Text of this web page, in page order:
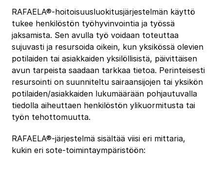
RAFAELA®-hoitoisuusluokitusjärjestelmän käyttö
tukee henkilöstön työhyvinvointia ja työssä
jaksamista. Sen avulla työ voidaan toteuttaa
sujuvasti ja resursoida oikein, kun yksikössä olevien
potilaiden tai asiakkaiden yksilöllisistä, päivittäisen
avun tarpeista saadaan tarkkaa tietoa. Perinteisesti
resursointi on suunniteltu sairaansijojen tai yksikön
potilaiden/asiakkaiden lukumäärään pohjautuvalla
tiedolla aiheuttaen henkilöstön ylikuormitusta tai
työn tehottomuutta.
RAFAELA®-järjestelmä sisältää viisi eri mittaria,
kukin eri sote-toimintaympäristöön: